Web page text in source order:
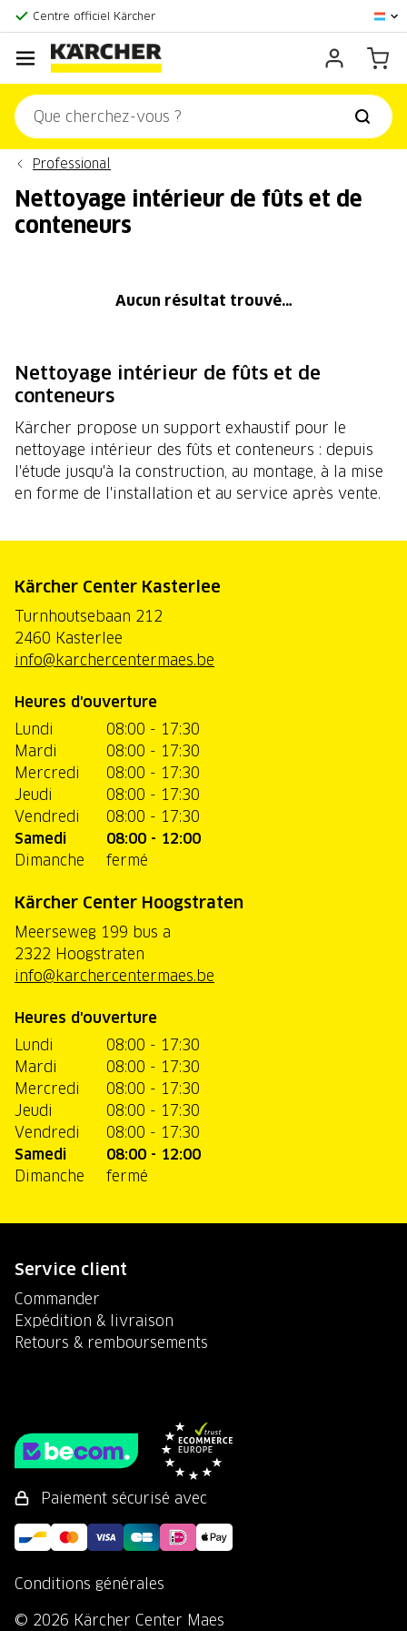
Score client:9,3/10
Professional
Nettoyage intérieur de fûts et de
conteneurs
Aucun résultat trouvé…
Nettoyage intérieur de fûts et de
conteneurs
Kärcher propose un support exhaustif pour le
nettoyage intérieur des fûts et conteneurs : depuis
l'étude jusqu'à la construction, au montage, à la mise
en forme de l'installation et au service après vente.
Kärcher Center Kasterlee
Turnhoutsebaan 212
2460 Kasterlee
info@karchercentermaes.be
Heures d'ouverture
Lundi
08:00 - 17:30
Mardi
08:00 - 17:30
Mercredi
08:00 - 17:30
Jeudi
08:00 - 17:30
Vendredi
08:00 - 17:30
Samedi
08:00 - 12:00
Dimanche
fermé
Kärcher Center Hoogstraten
Meerseweg 199 bus a
2322 Hoogstraten
info@karchercentermaes.be
Heures d'ouverture
Lundi
08:00 - 17:30
Mardi
08:00 - 17:30
Mercredi
08:00 - 17:30
Jeudi
08:00 - 17:30
Vendredi
08:00 - 17:30
Samedi
08:00 - 12:00
Dimanche
fermé
Service client
Commander
Expédition & livraison
Retours & remboursements
Paiement sécurisé avec
Conditions générales
© 2026 Kärcher Center Maes